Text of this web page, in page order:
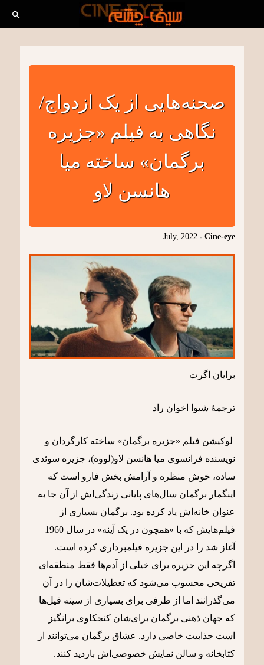
صحنه‌هایی از یک ازدواج/
نگاهی به فیلم «جزیره
برگمان» ساخته میا
هانسن لاو
Cine-eye
-
July, 2022
برایان اگرت
ترجمۀ شیوا اخوان راد
لوکیشن فیلم «جزیره برگمان» ساخته کارگردان و
نویسنده فرانسوی میا هانسن لاو(لووه)، جزیره سوئدی
ساده، خوش منظره و آرامش بخش فارو است که
اینگمار برگمان سال‌های پایانی زندگی‌اش از آن جا به
عنوان خانه‌اش یاد کرده بود. برگمان بسیاری از
آغاز شد را در این جزیره فیلمبرداری کرده است.
اگرچه این جزیره برای خیلی از آدم‌ها فقط منطقه‌ای
تفریحی محسوب می‌شود که تعطیلات‌شان را در آن
می‌گذرانند اما از طرفی برای بسیاری از سینه فیل‌ها
که جهان ذهنی برگمان برای‌شان کنجکاوی برانگیز
است جذابیت خاصی دارد. عشاق برگمان می‌توانند از
کتابخانه و سالن نمایش خصوصی‌اش بازدید کنند.